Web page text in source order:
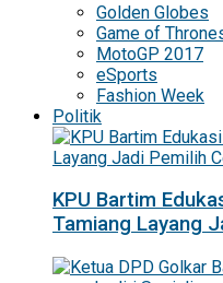
Golden Globes
Game of
MotoGP 2017
eSports
Fashion Week
Politik
KPU Bartim
Tamiang Layang